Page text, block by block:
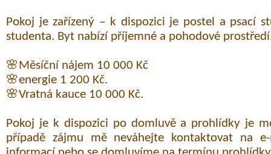
Pokoj je zařízený – k dispozici je postel a psací
studenta. Byt nabízí příjemné a pohodové
🌸Měsíční nájem 10 000 Kč
🌸energie 1 200 Kč.
🌸Vratná kauce 10 000 Kč.
Pokoj je k dispozici po domluvě a prohlídky je
případě zájmu mě neváhejte kontaktovat na